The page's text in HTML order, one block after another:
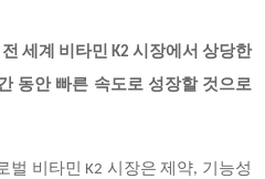
세계 비타민 K2 시장에서 상당한
동안 빠른 속도로 성장할 것으로
벌 비타민 K2 시장은 제약, 기능성